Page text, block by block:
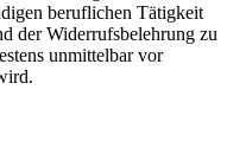
beruflichen Tätigkeit
der Widerrufsbelehrung zu
unmittelbar vor